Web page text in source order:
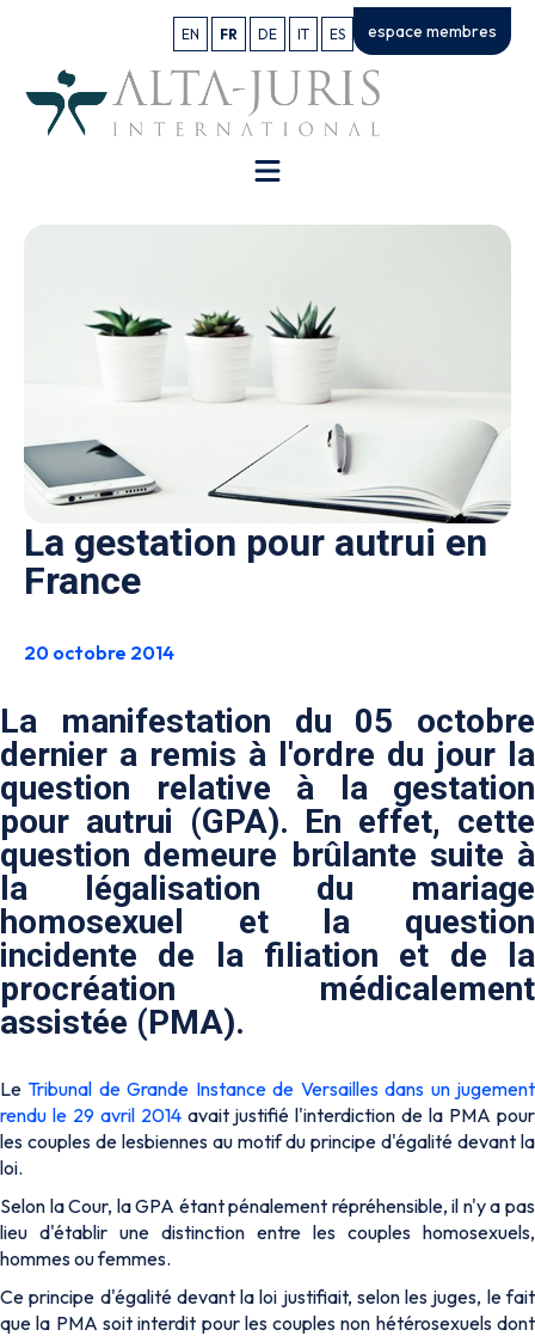
EN FR DE IT ES espace membres
La gestation pour autrui en
France
20 octobre 2014
La manifestation du 05 octobre
dernier a remis à l'ordre du jour la
question relative à la gestation
pour autrui (GPA). En effet, cette
question demeure brûlante suite à
la légalisation du mariage
homosexuel et la question
incidente de la filiation et de la
procréation médicalement
assistée (PMA).
LeTribunal de Grande Instance de Versailles dans un jugement
rendu le 29 avril 2014avait justifié l'interdiction de la PMA pour
les couples de lesbiennes au motif du principe d'égalité devant la
loi.
Selon la Cour, la GPA étant pénalement répréhensible, il n'y a pas
lieu d'établir une distinction entre les couples homosexuels,
hommes ou femmes.
Ce principe d'égalité devant la loi justifiait, selon les juges, le fait
que la PMA soit interdit pour les couples non hétérosexuels dont